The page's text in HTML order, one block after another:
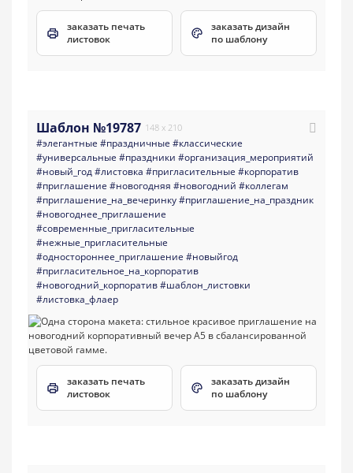
заказать печать
листовок
заказать дизайн
по шаблону
Шаблон №19787 148 x 210
#элегантные #праздничные #классические
#универсальные #праздники #организация_мероприятий
#новый_год#листовка #пригласительные #корпоратив
#приглашение #новогодняя #новогодний #коллегам
#приглашение_на_вечеринку#приглашение_на_праздник
#новогоднее_приглашение
#современные_пригласительные
#нежные_пригласительные
#одностороннее_приглашение #новыйгод
#пригласительное_на_корпоратив
#новогодний_корпоратив#шаблон_листовки
#листовка_флаер
заказать печать
листовок
заказать дизайн
по шаблону